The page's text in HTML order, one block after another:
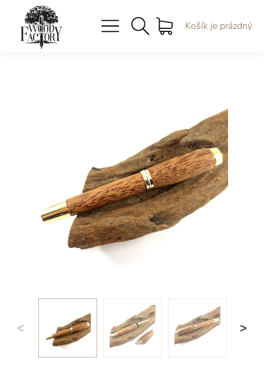
Košík je prázdný